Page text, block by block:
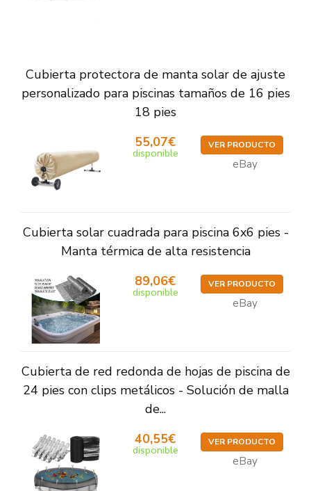
Cubierta protectora de manta solar de ajuste
personalizado para piscinas tamaños de 16 pies
18 pies
55,07€
disponible
VER PRODUCTO
eBay
Cubierta solar cuadrada para piscina 6x6 pies -
Manta térmica de alta resistencia
89,06€
disponible
VER PRODUCTO
eBay
Cubierta de red redonda de hojas de piscina de
24 pies con clips metálicos - Solución de malla
de...
40,55€
disponible
VER PRODUCTO
eBay